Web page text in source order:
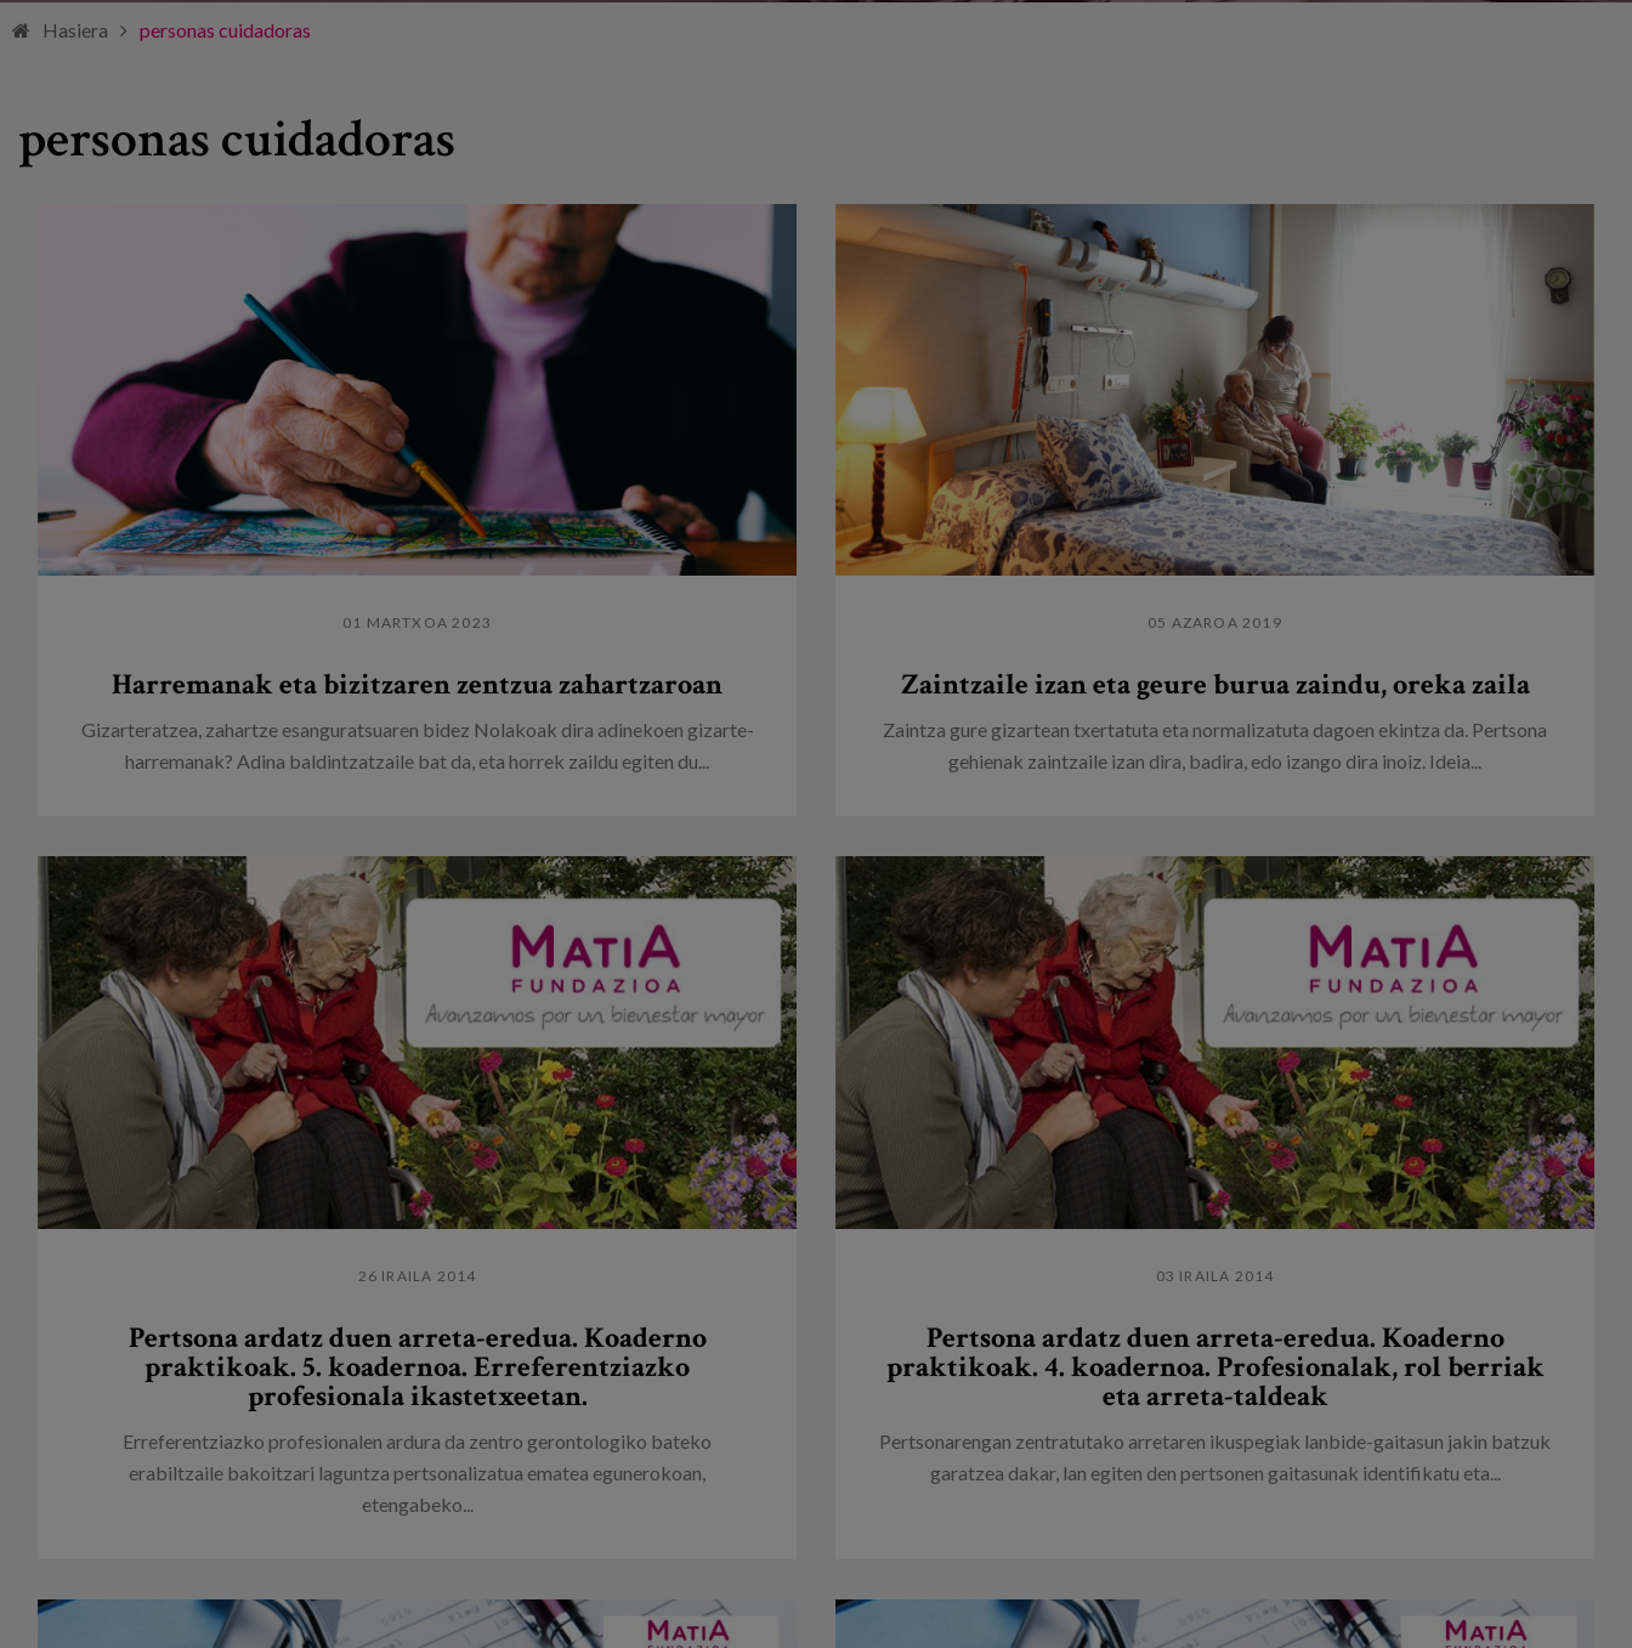
Hasiera personas cuidadoras
personas cuidadoras
01 MARTXOA 2023
Harremanak eta bizitzaren zentzua zahartzaroan
Gizarteratzea, zahartze esanguratsuaren bidez Nolakoak dira adinekoen gizarte-
harremanak? Adina baldintzatzaile bat da, eta horrek zaildu egiten du...
05 AZAROA 2019
Zaintzaile izan eta geure burua zaindu, oreka zaila
Zaintza gure gizartean txertatuta eta normalizatuta dagoen ekintza da. Pertsona
gehienak zaintzaile izan dira, badira, edo izango dira inoiz. Ideia...
26 IRAILA 2014
Pertsona ardatz duen arreta-eredua. Koaderno
praktikoak. 5. koadernoa. Erreferentziazko
profesionala ikastetxeetan.
Erreferentziazko profesionalen ardura da zentro gerontologiko bateko
erabiltzaile bakoitzari laguntza pertsonalizatua ematea egunerokoan,
etengabeko...
03 IRAILA 2014
Pertsona ardatz duen arreta-eredua. Koaderno
praktikoak. 4. koadernoa. Profesionalak, rol berriak
eta arreta-taldeak
Pertsonarengan zentratutako arretaren ikuspegiak lanbide-gaitasun jakin batzuk
garatzea dakar, lan egiten den pertsonen gaitasunak identifikatu eta...